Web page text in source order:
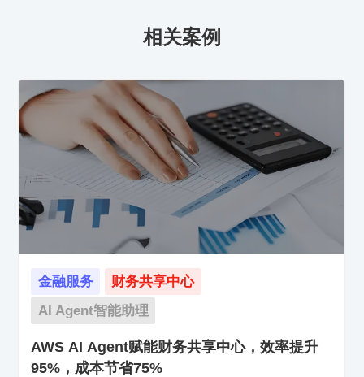
相关案例
金融服务
财务共享中心
AI Agent智能助理
AWS AI Agent赋能财务共享中心，效率提升
95%，成本节省75%